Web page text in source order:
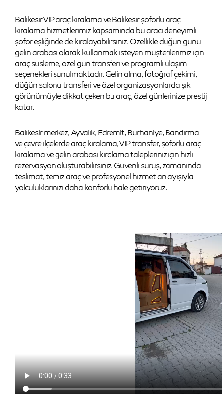
Balıkesir VIP araç kiralama ve Balıkesir şoförlü araç
kiralama hizmetlerimiz kapsamında bu aracı deneyimli
şoför eşliğinde de kiralayabilirsiniz. Özellikle düğün günü
gelin arabası olarak kullanmak isteyen müşterilerimiz için
araç süsleme, özel gün transferi ve programlı ulaşım
seçenekleri sunulmaktadır. Gelin alma, fotoğraf çekimi,
düğün salonu transferi ve özel organizasyonlarda şık
görünümüyle dikkat çeken bu araç, özel günlerinize prestij
katar.
Balıkesir merkez, Ayvalık, Edremit, Burhaniye, Bandırma
ve çevre ilçelerde araç kiralama, VIP transfer, şoförlü araç
kiralama ve gelin arabası kiralama talepleriniz için hızlı
rezervasyon oluşturabilirsiniz. Güvenli sürüş, zamanında
teslimat, temiz araç ve profesyonel hizmet anlayışıyla
yolculuklarınızı daha konforlu hale getiriyoruz.